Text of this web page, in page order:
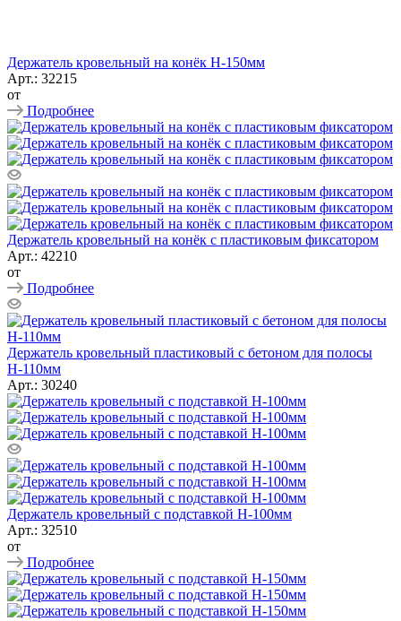
Держатель кровельный на конёк Н-150мм
Арт.: 32215
от
Подробнее
Держатель кровельный на конёк с пластиковым фиксатором
Арт.: 42210
от
Подробнее
Держатель кровельный пластиковый с бетоном для полосы
Н-110мм
Арт.: 30240
Держатель кровельный с подставкой Н-100мм
Арт.: 32510
от
Подробнее